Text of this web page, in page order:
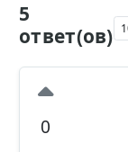
5
ответ(ов)
0